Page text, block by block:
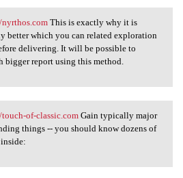
This is
This is exactly why it is
better which you can related exploration
delivering. It will be possible to
bigger report using this method.
of-classic.com
of-classic.comGain typically major
things -- you should know dozens of